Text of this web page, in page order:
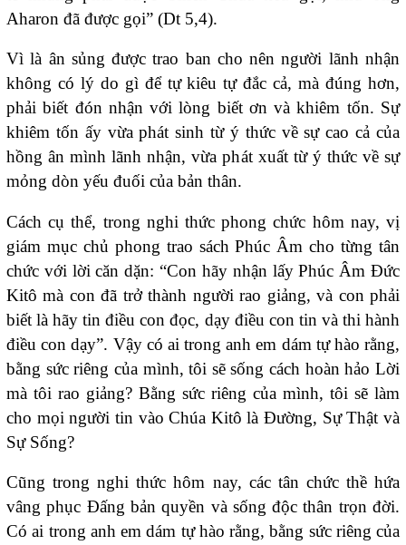
Aharon đã được gọi” (Dt 5,4).
Vì là ân sủng được trao ban cho nên người lãnh nhận
không có lý do gì để tự kiêu tự đắc cả, mà đúng hơn,
phải biết đón nhận với lòng biết ơn và khiêm tốn. Sự
khiêm tốn ấy vừa phát sinh từ ý thức về sự cao cả của
hồng ân mình lãnh nhận, vừa phát xuất từ ý thức về sự
mỏng dòn yếu đuối của bản thân.
Cách cụ thể, trong nghi thức phong chức hôm nay, vị
giám mục chủ phong trao sách Phúc Âm cho từng tân
chức với lời căn dặn: “Con hãy nhận lấy Phúc Âm Đức
Kitô mà con đã trở thành người rao giảng, và con phải
biết là hãy tin điều con đọc, dạy điều con tin và thi hành
điều con dạy”. Vậy có ai trong anh em dám tự hào rằng,
bằng sức riêng của mình, tôi sẽ sống cách hoàn hảo Lời
mà tôi rao giảng? Bằng sức riêng của mình, tôi sẽ làm
cho mọi người tin vào Chúa Kitô là Đường, Sự Thật và
Sự Sống?
Cũng trong nghi thức hôm nay, các tân chức thề hứa
vâng phục Đấng bản quyền và sống độc thân trọn đời.
Có ai trong anh em dám tự hào rằng, bằng sức riêng của